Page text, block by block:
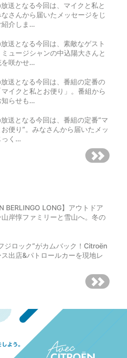
送となる今回は、マイクと私と
さんから届いたメッセージをじ
紹介しま…
送となる今回は、素敵なゲスト
ュージシャンの中込陽大さんと
を咲かせ…
送となる今回は、番組の定番の
イクと私とお便り」。番組から
知らせも…
送となる今回は、番組の定番“マ
便り”。みなさんから届いたメッ
っく…
BERLINGO LONG】アウトドア
山岸惇ファミリーと雪山へ。冬の
ジロック”がカムバック！Citroën
出店&パトロールカーを現地レ